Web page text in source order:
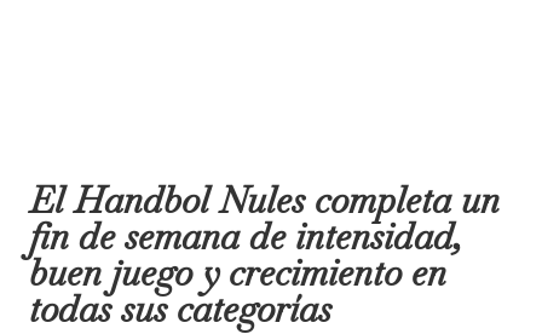
El Handbol Nules completa un
fin de semana de intensidad,
buen juego y crecimiento en
todas sus categorías